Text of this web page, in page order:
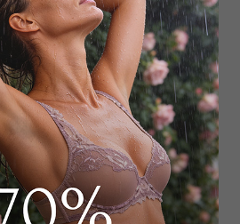
WILD ORCHID
Шорты
3 150₽ 6 000₽